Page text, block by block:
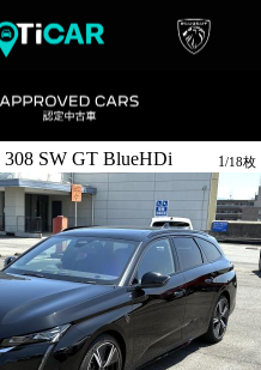
308 SW GT BlueHDi 1/18枚